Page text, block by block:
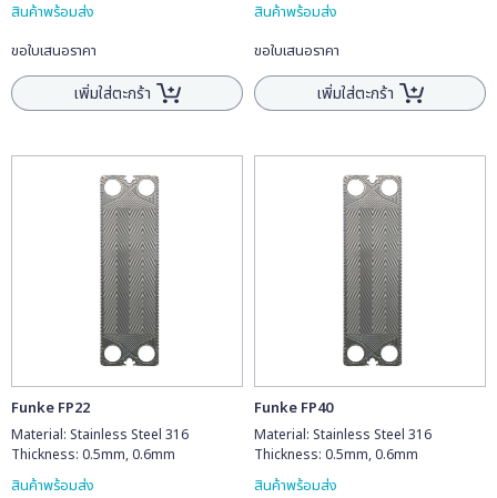
สินค้าพร้อมส่ง
ขอใบเสนอราคา
เพิ่มใส่ตะกร้า
สินค้าพร้อมส่ง
ขอใบเสนอราคา
เพิ่มใส่ตะกร้า
Funke FP22
Material: Stainless Steel 316
Thickness: 0.5mm, 0.6mm
สินค้าพร้อมส่ง
Funke FP40
Material: Stainless Steel 316
Thickness: 0.5mm, 0.6mm
สินค้าพร้อมส่ง